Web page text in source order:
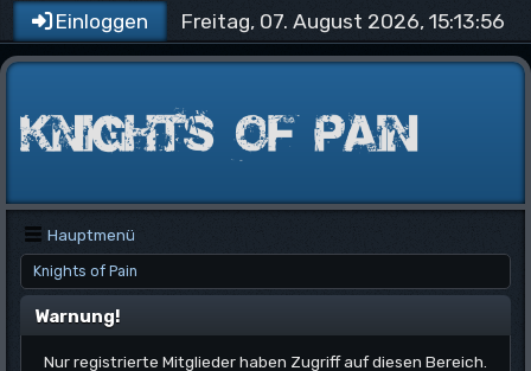
Einloggen Freitag, 07. August 2026, 15:13:56
Hauptmenü
Knights of Pain
Warnung!
Nur registrierte Mitglieder haben Zugriff auf diesen Bereich.